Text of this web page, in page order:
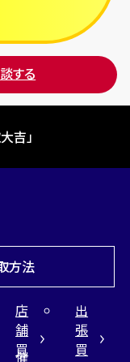
する
吉」
方法
店
舗
買
出
張
買
催